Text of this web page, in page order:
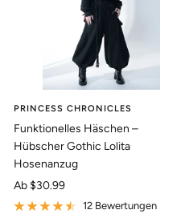
PRINCESS CHRONICLES
Funktionelles Häschen –
Hübscher Gothic Lolita
Hosenanzug
Angebotspreis
Ab $30.99
12 Bewertungen